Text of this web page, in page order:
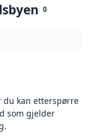
0
du kan etterspørre
som gjelder